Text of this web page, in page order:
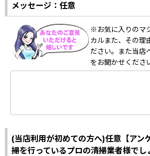
メッセージ：任意
※お気に入りのマ
カルまた、その理
ださい。また当店
をお聞かせくださ
(当店利用が初めての方へ)任意【アン
掃を行っているプロの清掃業者様でし